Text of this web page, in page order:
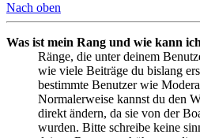
Nach oben
Was ist mein Rang und wie kann
Ränge, die unter deinem
wie viele Beiträge du bislang
bestimmte Benutzer wie
Normalerweise kannst du den
direkt ändern, da sie von der
wurden. Bitte schreibe keine